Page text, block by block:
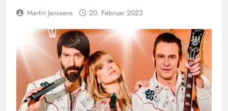
Martin Janssens 20. Februar 2023